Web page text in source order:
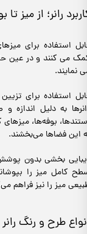
رانر؛ از میز تا
استفاده برای
می کنند و در عین
نمایند.
استفاده برای
به دلیل
بوفه‌ها،
این فضاها می‌بخشند.
بخشی بدون پوشش
کامل میز را
میز را نیز فراهم
طرح و رنگ رانر